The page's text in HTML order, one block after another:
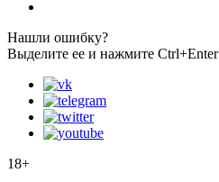
Нашли ошибку?
Выделите ее и нажмите Ctrl+Enter
18+